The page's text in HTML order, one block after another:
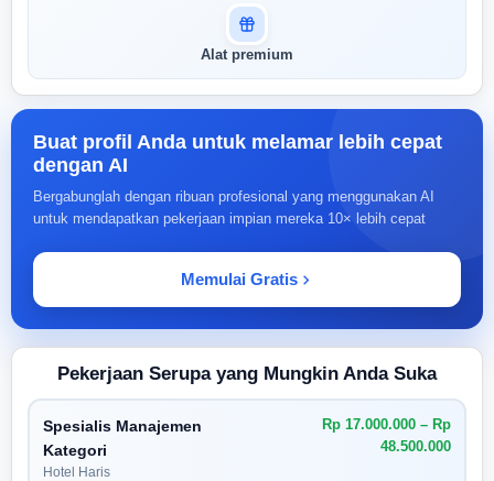
Alat premium
Buat profil Anda untuk melamar lebih cepat
dengan AI
Bergabunglah dengan ribuan profesional yang menggunakan AI
untuk mendapatkan pekerjaan impian mereka 10× lebih cepat
Memulai Gratis
Pekerjaan Serupa yang Mungkin Anda Suka
Spesialis Manajemen
Kategori
Hotel Haris
Rp 17.000.000 – Rp
48.500.000